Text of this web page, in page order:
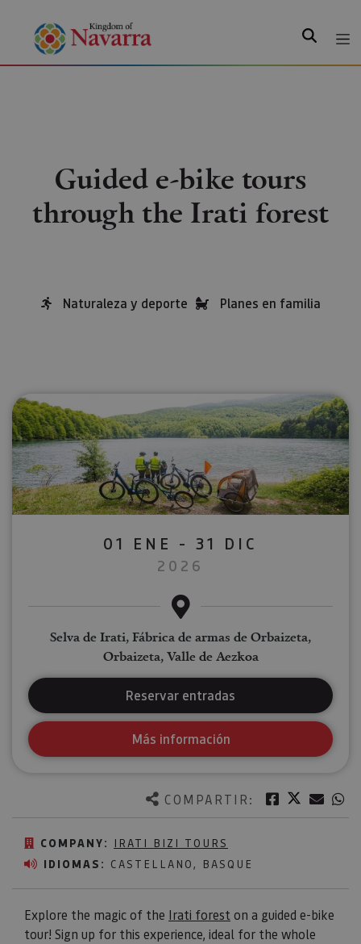
Search
Guided e-bike tours
through the Irati forest
Naturaleza y deporte Planes en familia
COMPARTIR: Facebook
Twitter
COMPANY: IRATI BIZI TOURS
IDIOMAS: CASTELLANO, BASQUE
Explore the magic of the Irati foreston a guided e-bike
tour! Sign up for this experience, ideal for the whole
01 ENE - 31 DIC
2026
Selva de Irati, Fábrica de armas de Orbaizeta,
Orbaizeta, Valle de Aezkoa
Reservar entradas
Más información